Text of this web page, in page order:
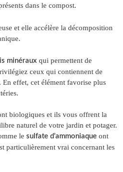
dans le compost.
et elle accélère la décomposition
minéraux qui permettent de
ceux qui contiennent de
En effet, cet élément favorise plus
biologiques et ils vous offrent la
naturel de votre jardin et potager.
le sulfate d’ammoniaque ont
particulièrement vrai concernant les